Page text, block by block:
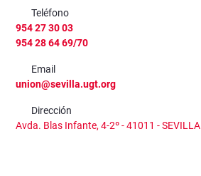
Teléfono
954 27 30 03
954 28 64 69/70
Email
union@sevilla.ugt.org
Dirección
Avda. Blas Infante, 4-2º - 41011 - SEVILLA